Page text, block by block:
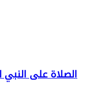
الصلاة على